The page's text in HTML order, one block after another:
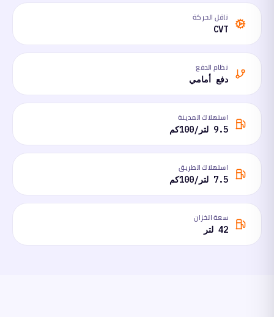
ناقل الحركة
CVT
نظام الدفع
دفع أمامي
استهلاك المدينة
9.5 لتر/100كم
استهلاك الطريق
7.5 لتر/100كم
سعة الخزان
42 لتر